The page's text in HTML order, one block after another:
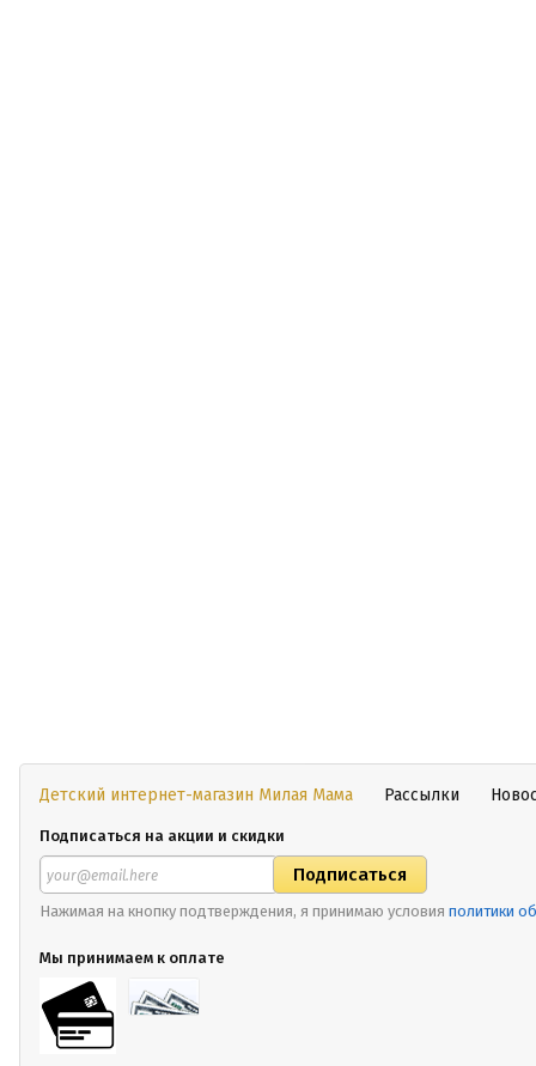
Детский интернет-магазин Милая Мама Рассылки
Подписаться на акции и скидки
Нажимая на кнопку подтверждения, я принимаю условия политики
Мы принимаем к оплате